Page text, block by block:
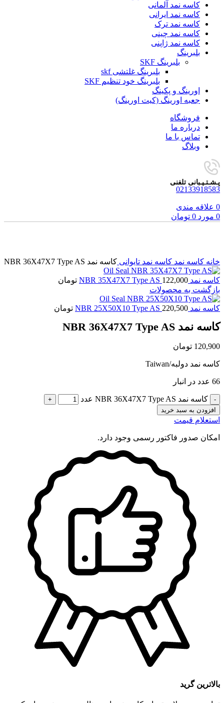
کاسه نمد آلمانی
کاسه نمد ایرانی
کاسه نمد ترک
کاسه نمد چینی
کاسه نمد ژاپنی
بلبرینگ
بلبرینگ SKF
بلبرینگ غلتشی skf
بلبرینگ خود تنظیم SKF
اورینگ و پکینگ
جعبه اورینگ (کیت اورینگ)
فروشگاه
درباره ما
تماس با ما
وبلاگ
پـشـتـیـبانی تلفنی
02133918583
0 علاقه مندی
0 مورد 0 تومان
خانه کاسه نمد کاسه نمد تایوانی کاسه نمد NBR 36X47X7 Type AS
کاسه نمد NBR 35X47X7 Type AS 122,000
تومان
بازگشت به محصولات
کاسه نمد NBR 25X50X10 Type AS 220,500 تومان
کاسه نمد NBR 36X47X7 Type AS
120,900 تومان
کاسه نمد دولبه/Taiwan
66 عدد در انبار
کاسه نمد NBR 36X47X7 Type AS عدد
افزودن به سبد خرید
استعلام قیمت
امکان صدور فاکتور رسمی وجود دارد.
بالاترین گرید